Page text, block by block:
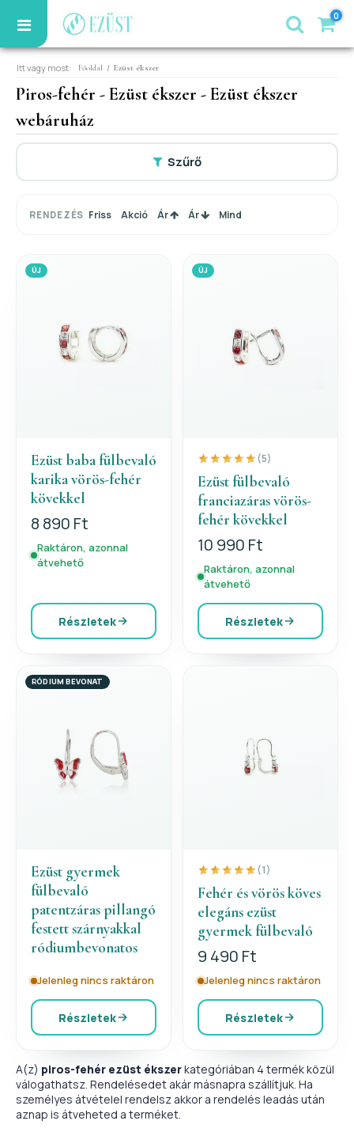
0
Itt vagy most: Főoldal / Ezüst ékszer
Piros-fehér - Ezüst ékszer - Ezüst ékszer
webáruház
Szűrő
RENDEZÉS Friss Akció Ár Ár Mind
ÚJ
Ezüst baba fülbevaló
karika vörös-fehér
kövekkel
8 890 Ft
Raktáron, azonnal
átvehető
Részletek
ÚJ
(5)
Ezüst fülbevaló
franciazáras vörös-
fehér kövekkel
10 990 Ft
Raktáron, azonnal
átvehető
Részletek
RÓDIUM BEVONAT
Ezüst gyermek
fülbevaló
patentzáras pillangó
festett szárnyakkal
ródiumbevonatos
Jelenleg nincs raktáron
Részletek
(1)
Fehér és vörös köves
elegáns ezüst
gyermek fülbevaló
9 490 Ft
Jelenleg nincs raktáron
Részletek
A(z) piros-fehér ezüst ékszerkategóriában 4 termék közül
válogathatsz. Rendelésedet akár másnapra szállítjuk. Ha
személyes átvételel rendelsz akkor a rendelés leadás után
aznap is átveheted a terméket.